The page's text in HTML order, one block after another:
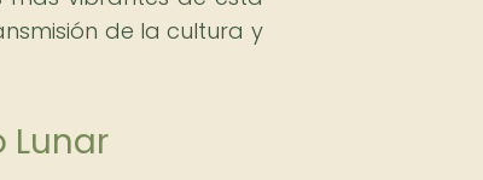
de la cultura y
Lunar